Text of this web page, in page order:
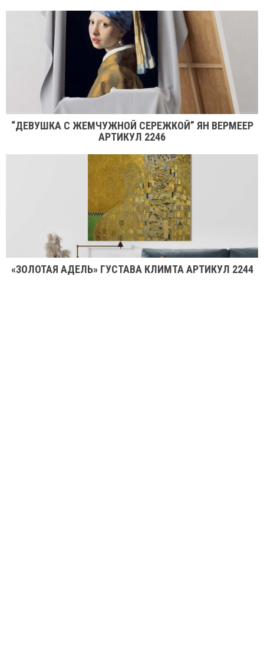
“ДЕВУШКА С ЖЕМЧУЖНОЙ СЕРЕЖКОЙ” ЯН ВЕРМЕЕР
АРТИКУЛ 2246
«ЗОЛОТАЯ АДЕЛЬ» ГУСТАВА КЛИМТА АРТИКУЛ 2244